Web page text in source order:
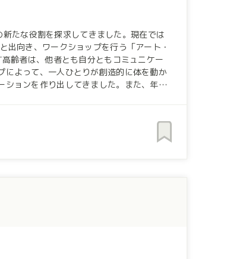
たな役割を探求してきました。現在では
齢者は、他者とも自分ともコミュニケー
よって、一人ひとりが創造的に体を動か
ションを作り出してきました。また、年々
いアートをみて考える活動を通して、互
災や原発事故といった難しい問題に向き合
なります。それがコミュニティとして広
にアート